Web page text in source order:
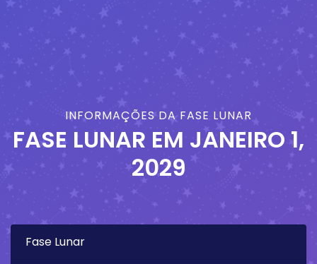
INFORMAÇÕES DA FASE LUNAR
FASE LUNAR EM JANEIRO 1,
2029
Fase Lunar